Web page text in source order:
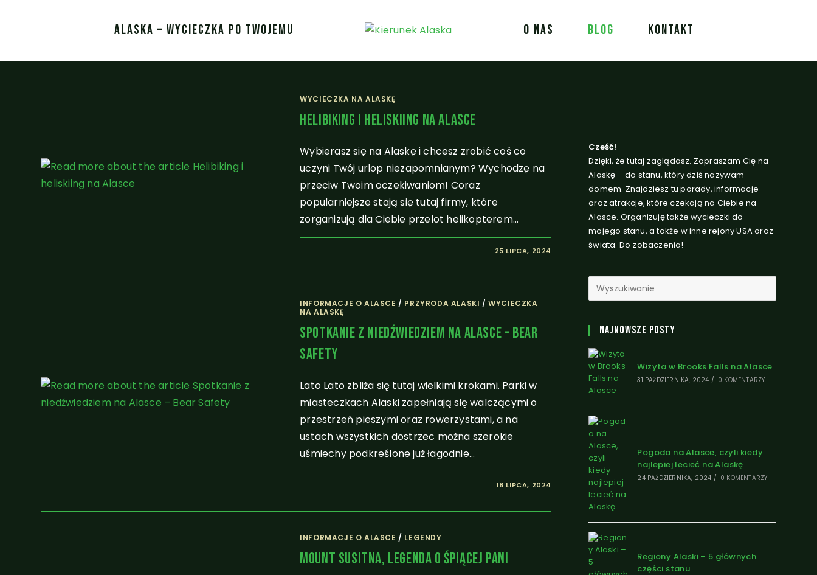
ALASKA – WYCIECZKA PO TWOJEMU O NAS BLOG KONTAKT
WYCIECZKA NA ALASKĘ
Helibiking I Heliskiing Na Alasce
Wybierasz się na Alaskę i chcesz zrobić coś co
uczyni Twój urlop niezapomnianym? Wychodzę na
przeciw Twoim oczekiwaniom! Coraz
popularniejsze stają się tutaj firmy, które
zorganizują dla Ciebie przelot helikopterem…
25 LIPCA, 2024
INFORMACJE O ALASCE / PRZYRODA ALASKI /WYCIECZKA
NA ALASKĘ
Spotkanie Z Niedźwiedziem Na Alasce – Bear
Safety
Lato Lato zbliża się tutaj wielkimi krokami. Parki w
miasteczkach Alaski zapełniają się walczącymi o
przestrzeń pieszymi oraz rowerzystami, a na
ustach wszystkich dostrzec można szerokie
uśmiechy podkreślone już łagodnie…
18 LIPCA, 2024
INFORMACJE O ALASCE / LEGENDY
Mount Susitna, Legenda O Śpiącej Pani
Cześć!
Dzięki, że tutaj zaglądasz. Zapraszam Cię na
Alaskę – do stanu, który dziś nazywam
domem. Znajdziesz tu porady, informacje
oraz atrakcje, które czekają na Ciebie na
Alasce. Organizuję także wycieczki do
mojego stanu, a także w inne rejony USA oraz
świata. Do zobaczenia!
Najnowsze Posty
Wizyta w Brooks Falls na Alasce
31 PAŹDZIERNIKA, 2024 / 0 KOMENTARZY
Pogoda na Alasce, czyli kiedy
najlepiej lecieć na Alaskę
24 PAŹDZIERNIKA, 2024 / 0 KOMENTARZY
Regiony Alaski – 5 głównych
części stanu